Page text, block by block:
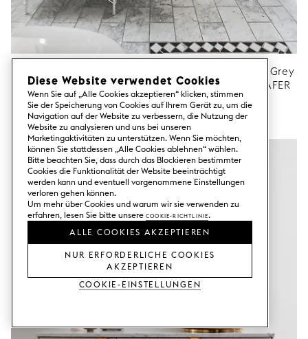
Fronten PLAIN Ashton Grey / Seitenteile Ashton Grey
/ Deckplatten Carrara Marble / Griffe HOLY WAFER
Brass / Waschbecken SUPERSINK Brass /
Mischbatterien TAPWELL EVO Brass
Ikea-Schrankkorpusse nicht inbegriffen.
Diese Website verwendet Cookies
Wenn Sie auf „Alle Cookies akzeptieren“ klicken, stimmen
Sie der Speicherung von Cookies auf Ihrem Gerät zu, um die
Navigation auf der Website zu verbessern, die Nutzung der
Website zu analysieren und uns bei unseren
Marketingaktivitäten zu unterstützen. Wenn Sie möchten,
können Sie stattdessen „Alle Cookies ablehnen“ wählen.
Bitte beachten Sie, dass durch das Blockieren bestimmter
Cookies die Funktionalität der Website beeinträchtigt
werden kann und eventuell vorgenommene Einstellungen
verloren gehen können.
Um mehr über Cookies und warum wir sie verwenden zu
erfahren, lesen Sie bitte unsere Cookie-Richtlinie.
ALLE COOKIES AKZEPTIEREN
NUR ERFORDERLICHE COOKIES
AKZEPTIEREN
Cookie-Einstellungen